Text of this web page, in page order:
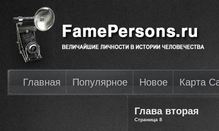
Главная Популярное Новое Карта
Глава вторая
Страница 8